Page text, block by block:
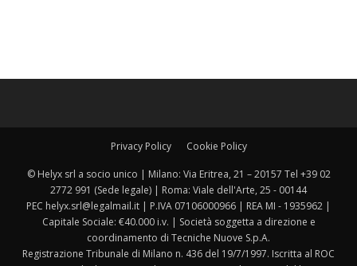
Privacy Policy Cookie Policy
© Helyx srl a socio unico | Milano: Via Eritrea, 21 – 20157 Tel +39 02
2772 991 (Sede legale) | Roma: Viale dell'Arte, 25 - 00144
PEC helyx.srl@legalmail.it | P.IVA 07106000966 | REA MI - 1935962 |
Capitale Sociale: €40.000 i.v. | Società soggetta a direzione e
coordinamento di Tecniche Nuove S.p.A.
Registrazione Tribunale di Milano n. 436 del 19/7/1997. Iscritta al ROC